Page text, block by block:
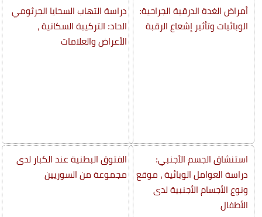
أمراض الغدة الدرقية الجراحية:
الوبائيات وتأثير إشعاع الرقبة
استنشاق الجسم الأجنبي:
دراسة العوامل الوبائية ، موقع
ونوع الأجسام الأجنبية لدى
الأطفال
دراسة التهاب السحايا الجرثومي
الحاد: التركيبة السكانية ،
الأعراض والعلامات
الفتوق البطنية عند الكبار لدى
مجموعة من السوريين